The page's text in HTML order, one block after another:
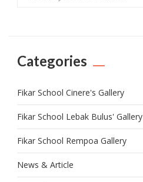
Categories
Fikar School Cinere's Gallery
Fikar School Lebak Bulus' Gallery
Fikar School Rempoa Gallery
News & Article